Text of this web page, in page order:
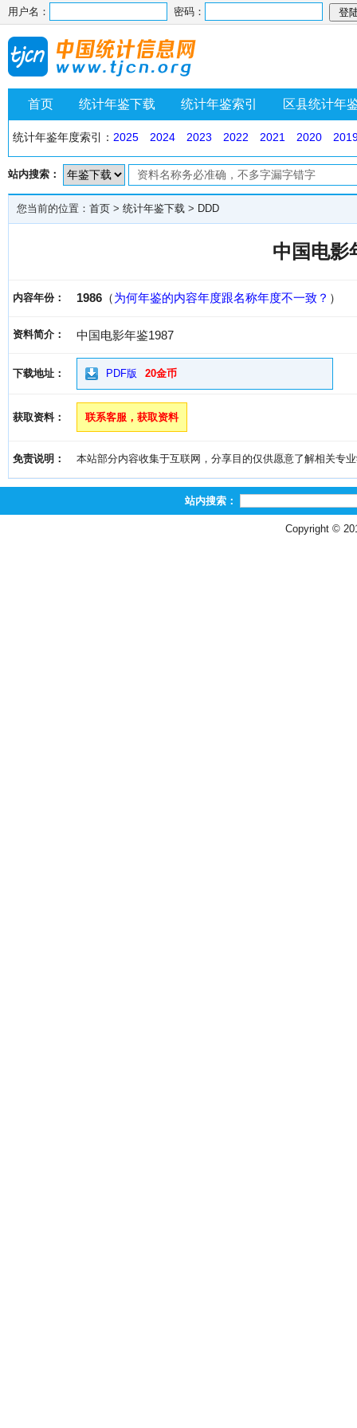
用户名： 密码：
首页 统计年鉴下载 统计年鉴索引 区县统计年
统计年鉴年度索引： 2025 2024 2023 2022 2021 2020
站内搜索：
您当前的位置： 首页 > 统计年鉴下载 > DDD
中国电影
内容年份： 1986 （为何年鉴的内容年度跟名称年度不一致？ ）
资料简介： 中国电影年鉴1987
下载地址： PDF版 20金币
获取资料： 联系客服，获取资料
免责说明： 本站部分内容收集于互联网，分享目的仅供愿意了解相关专
站内搜索：
Copyright ©